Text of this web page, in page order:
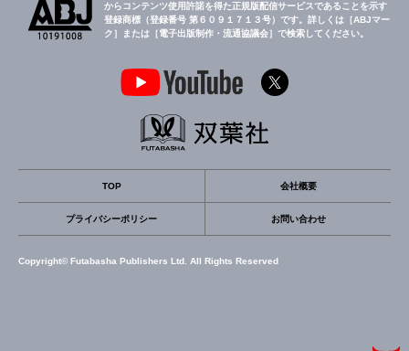
からコンテンツ使用許諾を得た正規版配信サービスであることを示す
登録商標（登録番号 第６０９１７１３号）です。詳しくは［ABJマー
ク］または［電子出版制作・流通協議会］で検索してください。
TOP 会社概要
プライバシーポリシー お問い合わせ
Copyright© Futabasha Publishers Ltd. All Rights Reserved